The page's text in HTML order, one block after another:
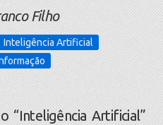
Filho
Inteligência Artificial
Artificial”